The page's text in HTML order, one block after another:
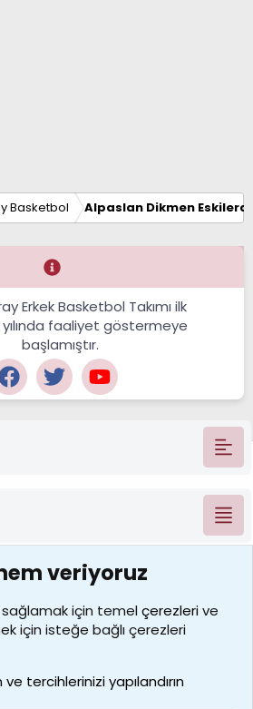
Basketbol Alpaslan Dikmen
Erkek Basketbol Takımı ilk
yılında faaliyet göstermeye
başlamıştır.
veriyoruz
sağlamak için temelçerezlerive
için isteğe bağlı çerezleri
tercihlerinizi yapılandırın